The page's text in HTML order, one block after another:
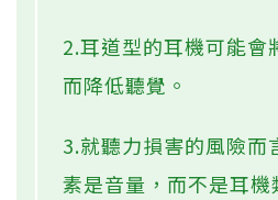
2.耳道型的耳機可能會
而降低聽覺。
3.就聽力損害的風險而
素是音量，而不是耳